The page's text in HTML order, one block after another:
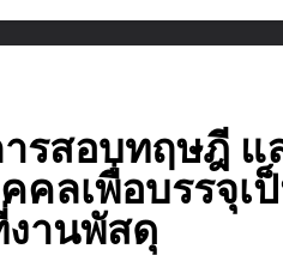
รสอบทฤษฎี
คลเพื่อบรรจุเ
งานพัสดุ